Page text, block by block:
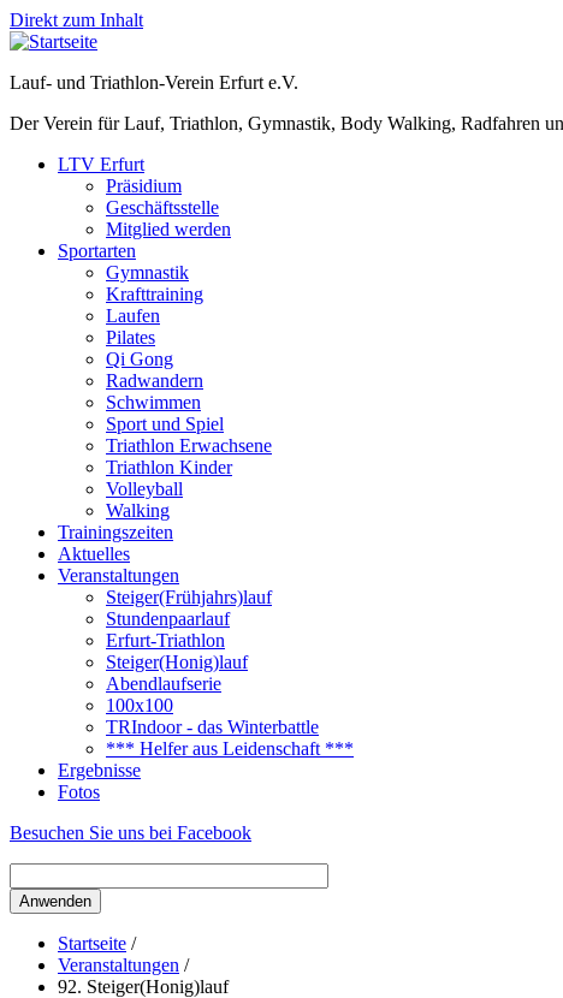
Direkt zum Inhalt
Lauf- und Triathlon-Verein Erfurt e.V.
Der Verein für Lauf, Triathlon, Gymnastik, Body Walking, Radfahren
LTV Erfurt
Präsidium
Geschäftsstelle
Mitglied werden
Sportarten
Gymnastik
Krafttraining
Laufen
Pilates
Qi Gong
Radwandern
Schwimmen
Sport und Spiel
Triathlon Erwachsene
Triathlon Kinder
Volleyball
Walking
Trainingszeiten
Aktuelles
Veranstaltungen
Steiger(Frühjahrs)lauf
Stundenpaarlauf
Erfurt-Triathlon
Steiger(Honig)lauf
Abendlaufserie
100x100
TRIndoor - das Winterbattle
*** Helfer aus Leidenschaft ***
Ergebnisse
Fotos
Besuchen Sie uns bei Facebook
Startseite /
Veranstaltungen /
92. Steiger(Honig)lauf